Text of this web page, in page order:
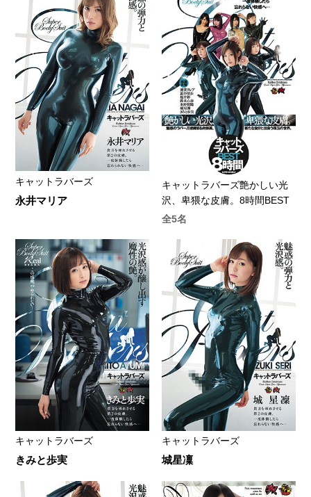
キャットラバーズ
永井マリア
キャットラバーズ艶かしい光
沢、卑猥な皮膚。8時間BEST
全5名
キャットラバーズ
きみと歩実
キャットラバーズ
城星凜